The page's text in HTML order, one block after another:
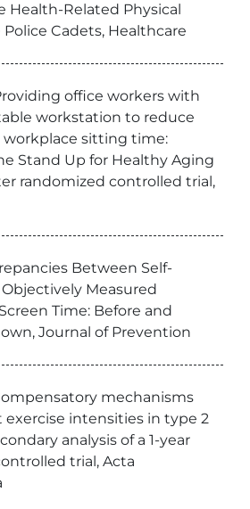
Health-Related Physical
Cadets, Healthcare
office workers with
workstation to reduce
sitting time:
Stand Up for Healthy Aging
randomized controlled trial,
Between Self-
Measured
Time: Before and
Journal of Prevention
mechanisms
intensities in type 2
analysis of a 1-year
trial, Acta